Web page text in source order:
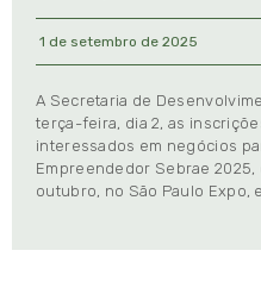
1 de setembro de 2025
A Secretaria de
terça-feira, dia 2, as
interessados em negócios
Empreendedor Sebrae 2025,
outubro, no São Paulo Expo,